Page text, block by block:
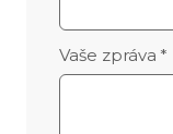
Vaše zpráva *